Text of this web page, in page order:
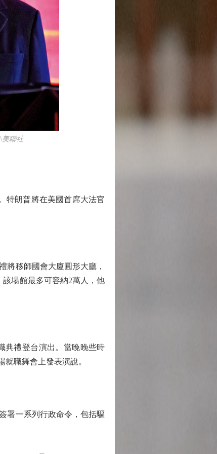
聯社
特朗普將在美國首席大法官
移師國會大廈圓形大廳，
場館最多可容納2萬人，他
典禮登台演出。當晚晚些時
職舞會上發表演說。
署一系列行政命令，包括驅